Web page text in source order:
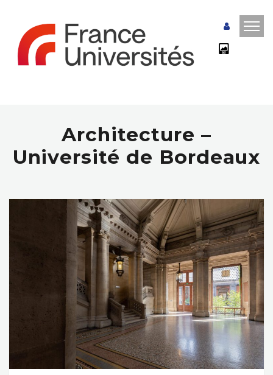
Architecture –
Université de Bordeaux